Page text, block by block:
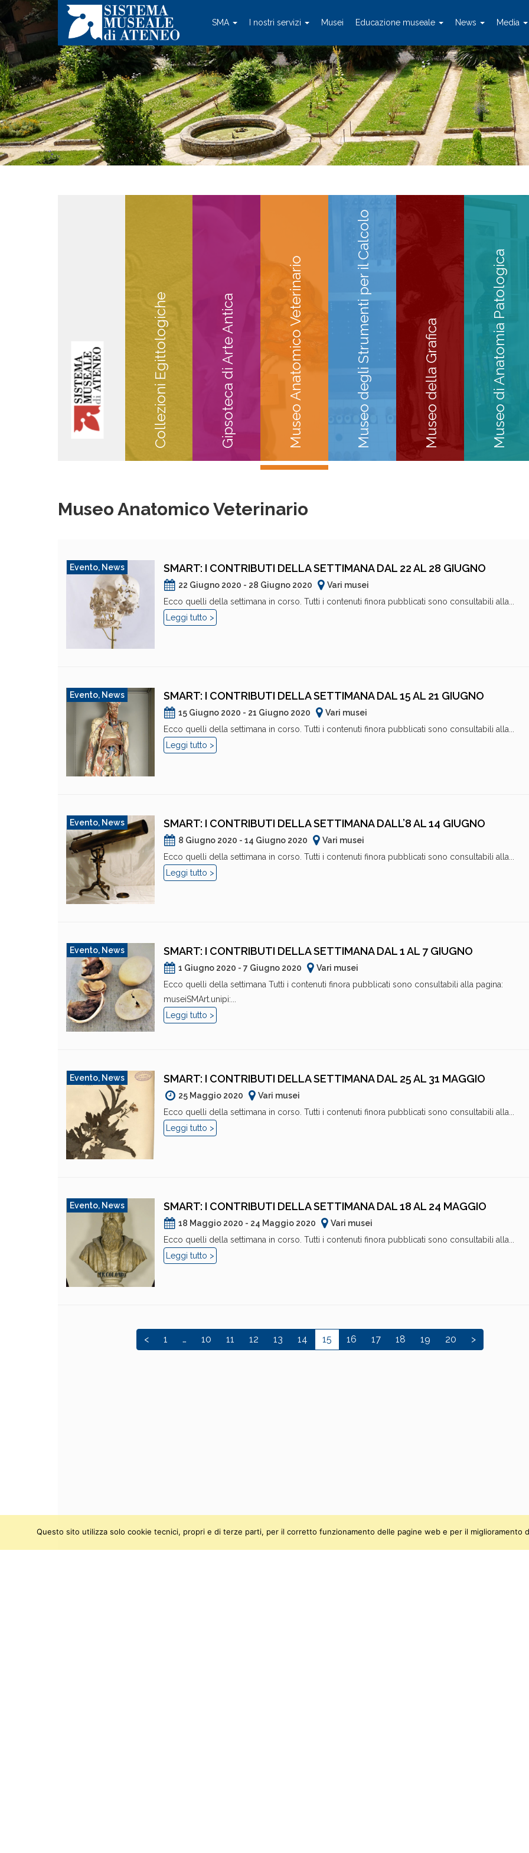
SMA I nostri servizi Musei Educazione museale News Media
Collezioni Egittologiche Gipsoteca di Arte Antica Museo Anatomico Veterinario Museo degli Strumenti per il Calcolo Museo della Grafica Museo di Anatomia Patologica
Museo Anatomico Veterinario
Evento, News SMART: I CONTRIBUTI DELLA SETTIMANA DAL 22 AL 28 GIUGNO
22 Giugno 2020 - 28 Giugno 2020
Vari musei
Ecco quelli della settimana in corso. Tutti i contenuti finora pubblicati sono consultabili alla...
Leggi tutto >
Evento, News SMART: I CONTRIBUTI DELLA SETTIMANA DAL 15 AL 21 GIUGNO
15 Giugno 2020 - 21 Giugno 2020
Vari musei
Ecco quelli della settimana in corso. Tutti i contenuti finora pubblicati sono consultabili alla...
Leggi tutto >
Evento, News SMART: I CONTRIBUTI DELLA SETTIMANA DALL’8 AL 14 GIUGNO
8 Giugno 2020 - 14 Giugno 2020
Vari musei
Ecco quelli della settimana in corso. Tutti i contenuti finora pubblicati sono consultabili alla...
Leggi tutto >
Evento, News SMART: I CONTRIBUTI DELLA SETTIMANA DAL 1 AL 7 GIUGNO
1 Giugno 2020 - 7 Giugno 2020
Vari musei
Ecco quelli della settimana Tutti i contenuti finora pubblicati sono consultabili alla pagina:
museiSMArt.unipi:...
Leggi tutto >
Evento, News SMART: I CONTRIBUTI DELLA SETTIMANA DAL 25 AL 31 MAGGIO
25 Maggio 2020
Vari musei
Ecco quelli della settimana in corso. Tutti i contenuti finora pubblicati sono consultabili alla...
Leggi tutto >
Evento, News SMART: I CONTRIBUTI DELLA SETTIMANA DAL 18 AL 24 MAGGIO
18 Maggio 2020 - 24 Maggio 2020
Vari musei
Ecco quelli della settimana in corso. Tutti i contenuti finora pubblicati sono consultabili alla...
Leggi tutto >
< 1 … 10 11 12 13 14 15 16 17 18 19 20 >
Questo sito utilizza solo cookie tecnici, propri e di terze parti, per il corretto funzionamento delle pagine web e per il miglioramento